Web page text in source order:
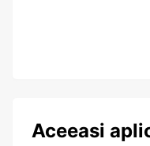
Aceeasi